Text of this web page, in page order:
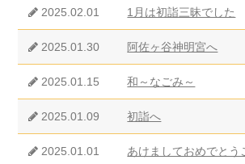
2025.02.01 1月は初詣三昧でした
2025.01.30 阿佐ヶ谷神明宮へ
2025.01.15 和～なごみ～
2025.01.09 初詣へ
2025.01.01 あけましておめでとう